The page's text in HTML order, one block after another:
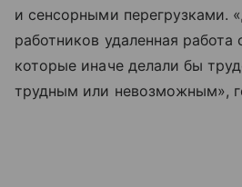
и сенсорными перегрузками.
работников удаленная
которые иначе делали бы
трудным или невозможным»,